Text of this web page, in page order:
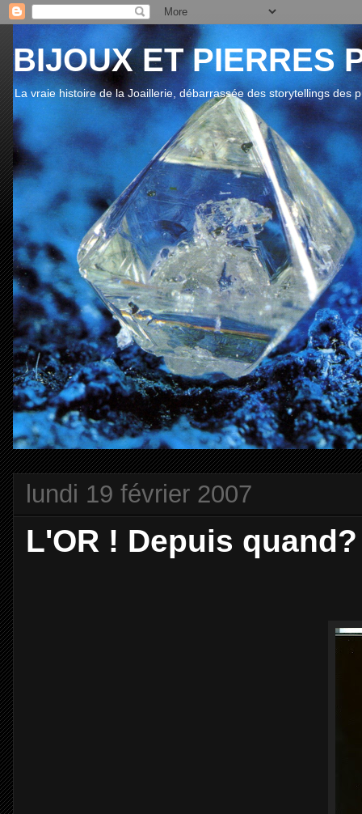
BIJOUX ET PIERRES
La vraie histoire de la Joaillerie, débarrassée des storytellings des
lundi 19 février 2007
L'OR ! Depuis quand?